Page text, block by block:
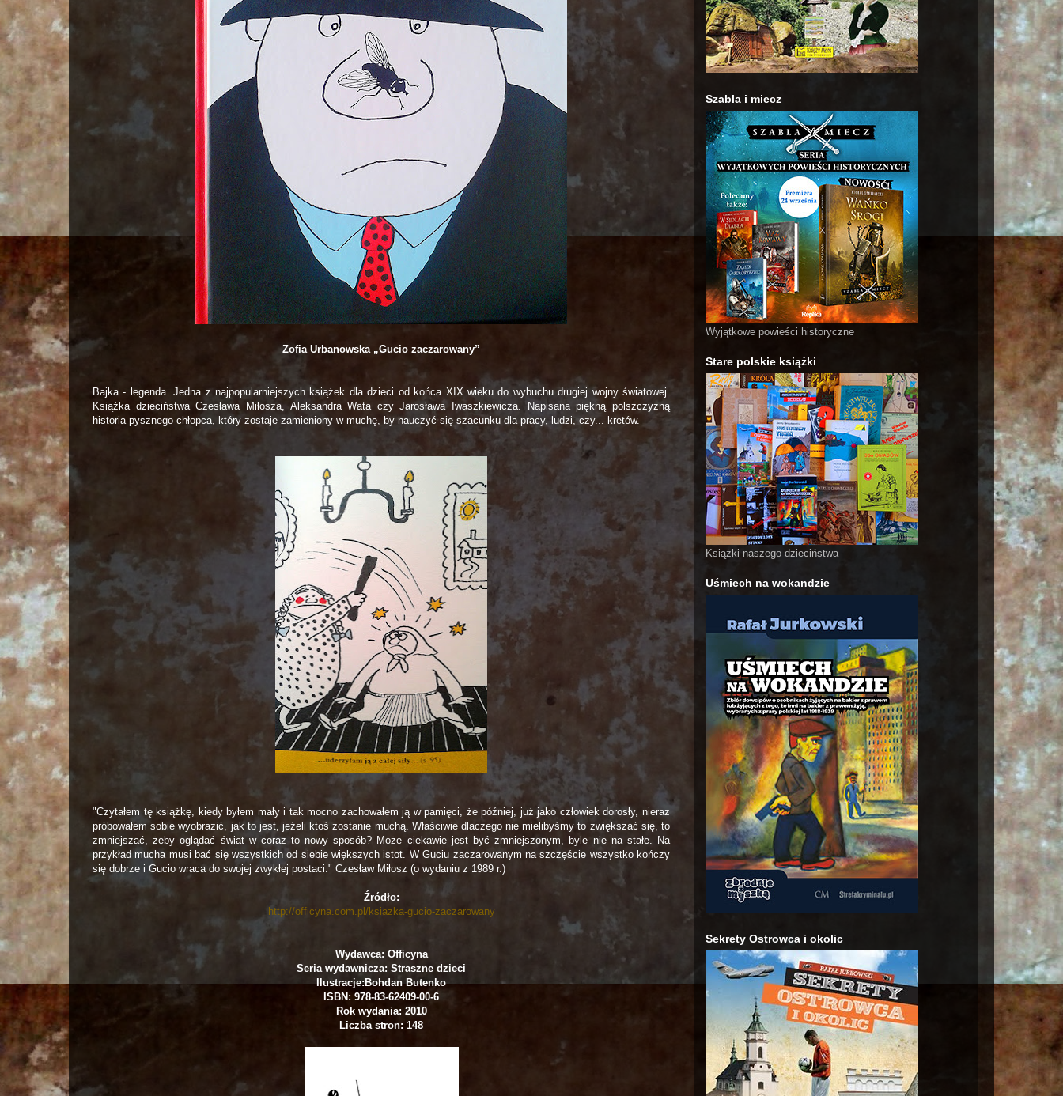
Zofia Urbanowska „Gucio zaczarowany”
Bajka - legenda. Jedna z najpopularniejszych książek dla dzieci od końca XIX wieku do wybuchu drugiej wojny światowej.
Książka dzieciństwa Czesława Miłosza, Aleksandra Wata czy Jarosława Iwaszkiewicza. Napisana piękną polszczyzną
historia pysznego chłopca, który zostaje zamieniony w muchę, by nauczyć się szacunku dla pracy, ludzi, czy... kretów.
"Czytałem tę książkę, kiedy byłem mały i tak mocno zachowałem ją w pamięci, że później, już jako człowiek dorosły, nieraz
próbowałem sobie wyobrazić, jak to jest, jeżeli ktoś zostanie muchą. Właściwie dlaczego nie mielibyśmy to zwiększać się, to
zmniejszać, żeby oglądać świat w coraz to nowy sposób? Może ciekawie jest być zmniejszonym, byle nie na stałe. Na
przykład mucha musi bać się wszystkich od siebie większych istot. W Guciu zaczarowanym na szczęście wszystko kończy
się dobrze i Gucio wraca do swojej zwykłej postaci." Czesław Miłosz (o wydaniu z 1989 r.)
Źródło:
http://officyna.com.pl/ksiazka-gucio-zaczarowany
Wydawca: Officyna
Seria wydawnicza: Straszne dzieci
Ilustracje:Bohdan Butenko
ISBN: 978-83-62409-00-6
Rok wydania: 2010
Liczba stron: 148
Szabla i miecz
Wyjątkowe powieści historyczne
Stare polskie książki
Książki naszego dzieciństwa
Uśmiech na wokandzie
Sekrety Ostrowca i okolic